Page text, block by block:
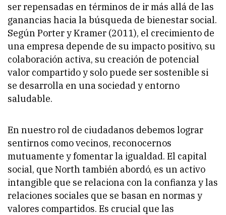
ser repensadas en términos de ir más allá de las
ganancias hacia la búsqueda de bienestar social.
Según Porter y Kramer (2011), el crecimiento de
una empresa depende de su impacto positivo, su
colaboración activa, su creación de potencial
valor compartido y solo puede ser sostenible si
se desarrolla en una sociedad y entorno
saludable.
En nuestro rol de ciudadanos debemos lograr
sentirnos como vecinos, reconocernos
mutuamente y fomentar la igualdad. El capital
social, que North también abordó, es un activo
intangible que se relaciona con la confianza y las
relaciones sociales que se basan en normas y
valores compartidos. Es crucial que las